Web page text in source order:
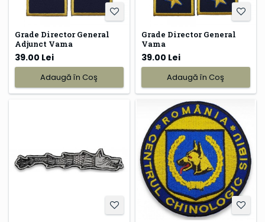
Grade Director General
Adjunct Vama
39.00 Lei
Adaugă în Coş
Grade Director General
Vama
39.00 Lei
Adaugă în Coş